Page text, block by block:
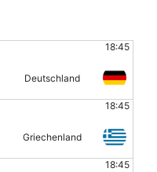
18:45
Deutschland
18:45
Griechenland
18:45